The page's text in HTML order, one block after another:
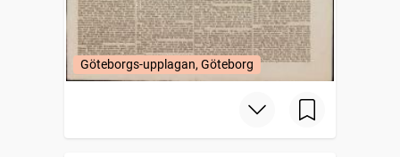
Göteborgs-upplagan, Göteborg